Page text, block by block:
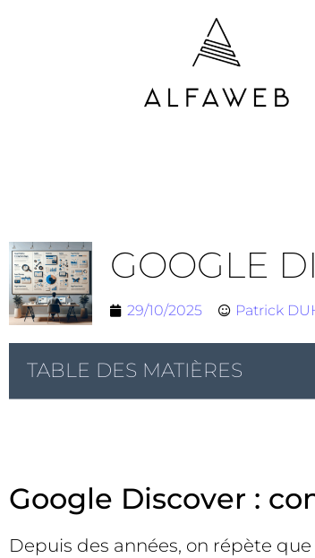
GOOGLE
29/10/2025 Patrick
TABLE DES MATIÈRES
Google Discover :
Depuis des années, on répète